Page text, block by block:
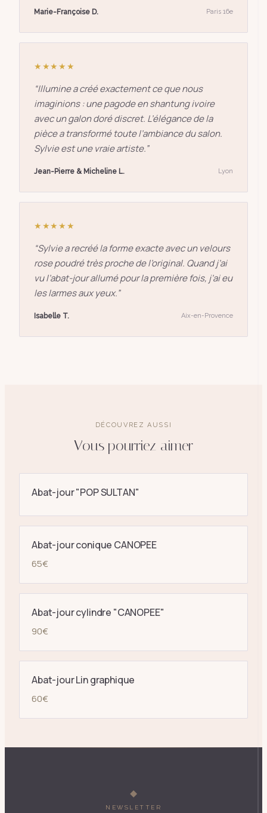
Marie-Françoise D. Paris 16e
★★★★★
“Illumine a créé exactement ce que nous
imaginions : une pagode en shantung ivoire
avec un galon doré discret. L’élégance de la
pièce a transformé toute l’ambiance du salon.
Sylvie est une vraie artiste.”
Jean-Pierre & Micheline L. Lyon
★★★★★
“Sylvie a recréé la forme exacte avec un velours
rose poudré très proche de l’original. Quand j’ai
vu l’abat-jour allumé pour la première fois, j’ai eu
les larmes aux yeux.”
Isabelle T. Aix-en-Provence
DÉCOUVREZ AUSSI
Vous pourriez aimer
Abat-jour "POP SULTAN"
Abat-jour conique CANOPEE
65€
Abat-jour cylindre "CANOPEE"
90€
Abat-jour Lin graphique
60€
NEWSLETTER